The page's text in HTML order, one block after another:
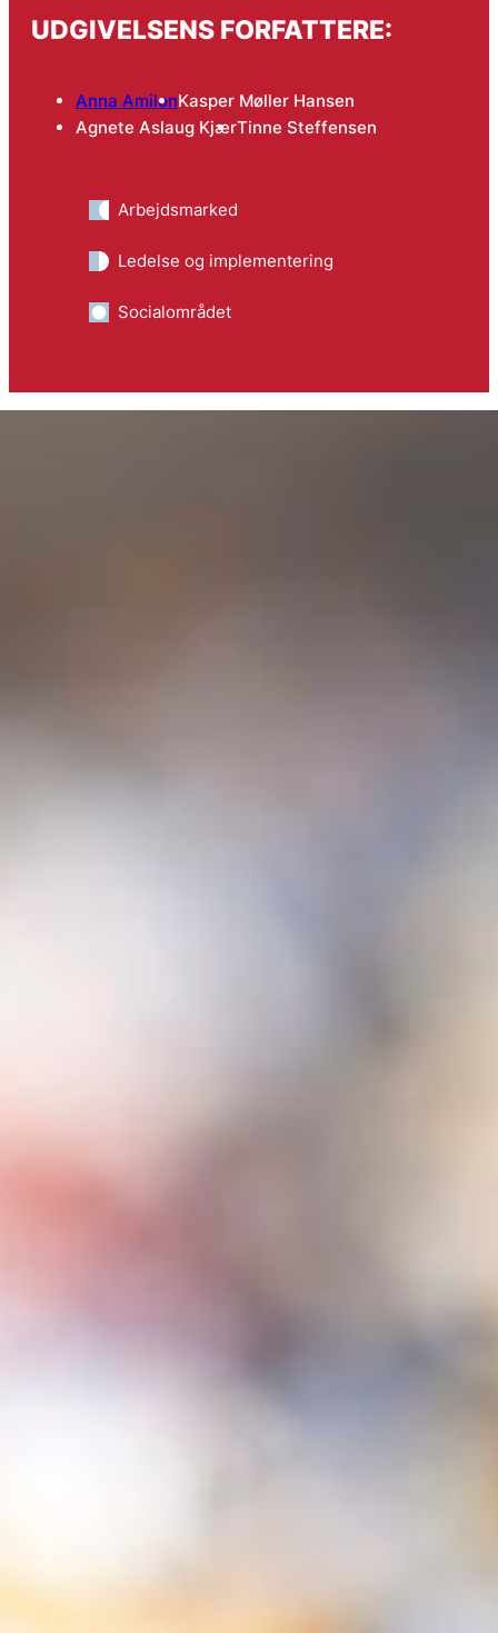
UDGIVELSENS FORFATTERE:
Anna AmilonKasper Møller Hansen
Agnete Aslaug KjærTinne Steffensen
Arbejdsmarked
Ledelse og implementering
Socialområdet